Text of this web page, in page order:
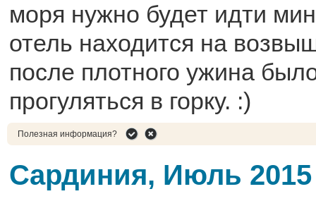
моря нужно будет идти
отель находится на
после плотного ужина
прогуляться в горку. :)
Полезная информация?
Сардиния, Июль 2015